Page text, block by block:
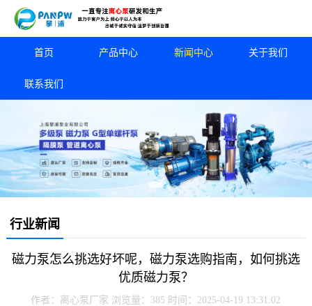
首页 产品中心 新闻中心 关于我们
联系我们
行业新闻
磁力泵怎么挑选好坏呢，磁力泵选购指南，如何挑选
优质磁力泵？
作者：离心泵厂家 浏览量：385 时间：2025-04-19 13:31:02